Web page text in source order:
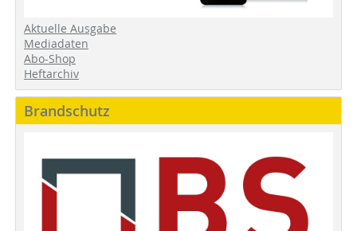
Aktuelle Ausgabe
Mediadaten
Abo-Shop
Heftarchiv
Brandschutz